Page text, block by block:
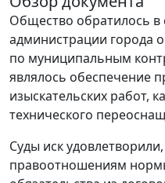
Общество обратилось в
администрации города
по муниципальным
являлось обеспечение
изыскательских работ,
технического
Суды иск
правоотношениям